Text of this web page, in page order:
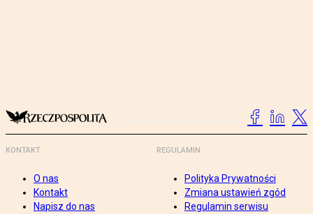
KONTAKT
O nas
Kontakt
Napisz do nas
REGULAMIN
Polityka Prywatności
Zmiana ustawień zgód
Regulamin serwisu